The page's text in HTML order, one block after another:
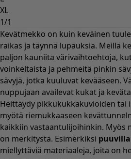
XL
1/1
Kevätmekko on kuin keväinen
raikas ja täynnä lupauksia. Meillä
paljon kauniita värivaihtoehtoja,
voinkeltaista ja pehmeitä pinkin
sävyjä, jotka kuuluvat kevääseen.
nuppujaan availevat kukat ja
Heittäydy pikkukukkakuvioiden tai
myötä riemukkaaseen
kaikkiin vastaantulijoihinkin. Myös
on merkitystä. Esimerkiksi puuvilla
miellyttäviä materiaaleja, joita on